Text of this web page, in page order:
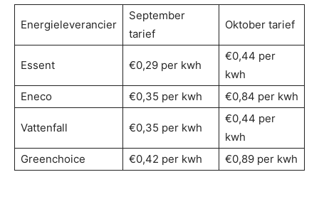
Energieleverancier
September
tarief
Oktober tarief
Essent €0,29 per kwh
€0,44 per
kwh
Eneco
€0,35 per kwh €0,84 per kwh
Vattenfall €0,35 per kwh
€0,44 per
kwh
Greenchoice
€0,42 per kwh €0,89 per kwh